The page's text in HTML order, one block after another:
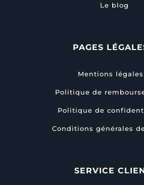
Le blog
PAGES
Mentions légales
Politique de
Politique de
Conditions générales
SERVICE